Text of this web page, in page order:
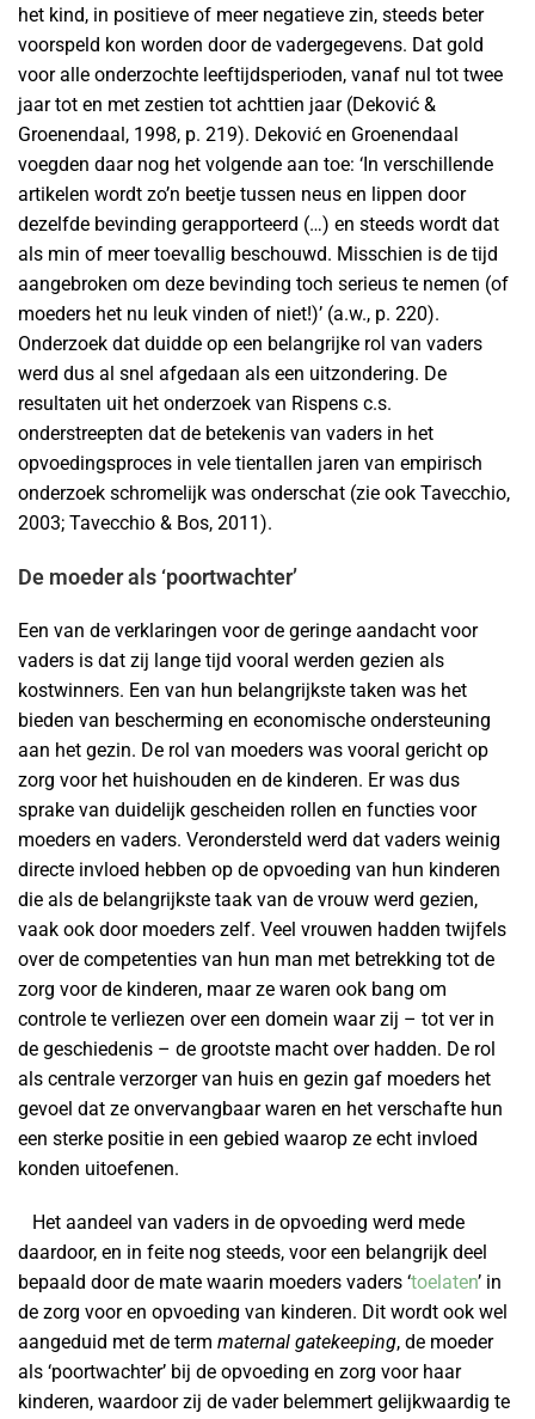
het kind, in positieve of meer negatieve zin, steeds beter
voorspeld kon worden door de vadergegevens. Dat gold
voor alle onderzochte leeftijdsperioden, vanaf nul tot twee
jaar tot en met zestien tot achttien jaar (Deković &
Groenendaal, 1998, p. 219). Deković en Groenendaal
voegden daar nog het volgende aan toe: ‘In verschillende
artikelen wordt zo’n beetje tussen neus en lippen door
dezelfde bevinding gerapporteerd (…) en steeds wordt dat
als min of meer toevallig beschouwd. Misschien is de tijd
aangebroken om deze bevinding toch serieus te nemen (of
moeders het nu leuk vinden of niet!)’ (a.w., p. 220).
Onderzoek dat duidde op een belangrijke rol van vaders
werd dus al snel afgedaan als een uitzondering. De
resultaten uit het onderzoek van Rispens c.s.
onderstreepten dat de betekenis van vaders in het
opvoedingsproces in vele tientallen jaren van empirisch
onderzoek schromelijk was onderschat (zie ook Tavecchio,
2003; Tavecchio & Bos, 2011).
De moeder als ‘poortwachter’
Een van de verklaringen voor de geringe aandacht voor
vaders is dat zij lange tijd vooral werden gezien als
kostwinners. Een van hun belangrijkste taken was het
bieden van bescherming en economische ondersteuning
aan het gezin. De rol van moeders was vooral gericht op
zorg voor het huishouden en de kinderen. Er was dus
sprake van duidelijk gescheiden rollen en functies voor
moeders en vaders. Verondersteld werd dat vaders weinig
directe invloed hebben op de opvoeding van hun kinderen
die als de belangrijkste taak van de vrouw werd gezien,
vaak ook door moeders zelf. Veel vrouwen hadden twijfels
over de competenties van hun man met betrekking tot de
zorg voor de kinderen, maar ze waren ook bang om
controle te verliezen over een domein waar zij – tot ver in
de geschiedenis – de grootste macht over hadden. De rol
als centrale verzorger van huis en gezin gaf moeders het
gevoel dat ze onvervangbaar waren en het verschafte hun
een sterke positie in een gebied waarop ze echt invloed
konden uitoefenen.
Het aandeel van vaders in de opvoeding werd mede
daardoor, en in feite nog steeds, voor een belangrijk deel
bepaald door de mate waarin moeders vaders ‘toelaten’ in
de zorg voor en opvoeding van kinderen. Dit wordt ook wel
aangeduid met de term maternal gatekeeping, de moeder
als ‘poortwachter’ bij de opvoeding en zorg voor haar
kinderen, waardoor zij de vader belemmert gelijkwaardig te